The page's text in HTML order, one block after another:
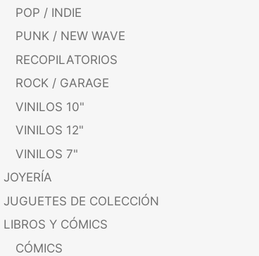
POP / INDIE
PUNK / NEW WAVE
RECOPILATORIOS
ROCK / GARAGE
VINILOS 10"
VINILOS 12"
VINILOS 7"
JOYERÍA
JUGUETES DE COLECCIÓN
LIBROS Y CÓMICS
CÓMICS